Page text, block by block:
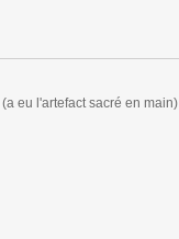
eu l'artefact sacré en